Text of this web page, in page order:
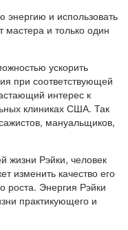
энергию и использовать
мастера и только один
ускорить
при соответствующей
интерес к
клиниках США. Так
мануальщиков,
жизни Рэйки, человек
изменить качество его
роста. Энергия Рэйки
практикующего и